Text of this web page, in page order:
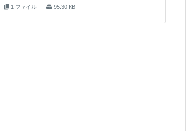
1 ファイル 95.30 KB